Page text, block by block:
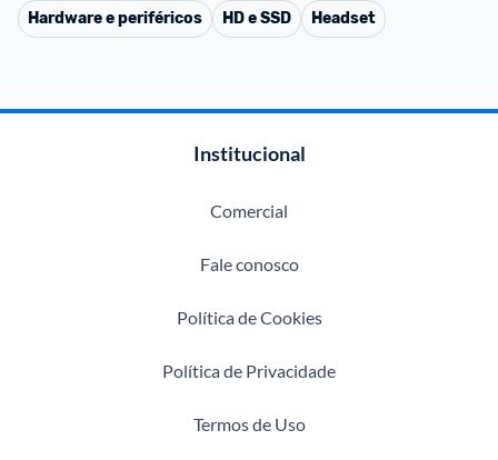
Hardware e periféricos
HD e SSD Headset
Institucional
Comercial
Fale conosco
Política de Cookies
Política de Privacidade
Termos de Uso